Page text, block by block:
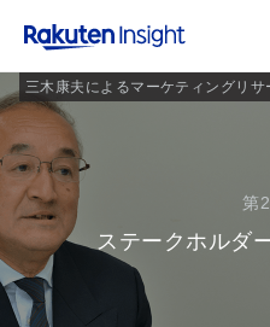
第
ステークホルダ
三木康夫によるマーケティングリサ